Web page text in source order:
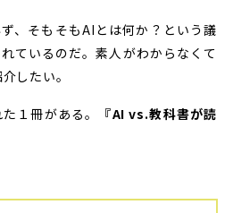
、そもそもAIとは何か？という議
ているのだ。素人がわからなくて
したい。
１冊がある。
『AI vs.教科書が読